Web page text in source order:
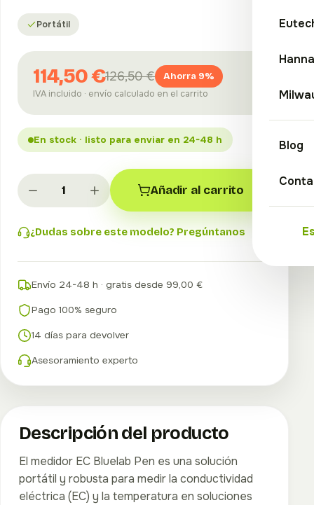
Hanna
Blog
Portátil
114,50 €126,50 € Ahorra 9%
IVA incluido · envío calculado en el carrito
En stock · listo para enviar en 24-48 h
Añadir al carrito
¿Dudas sobre este modelo? Pregúntanos
Envío 24-48 h · gratis desde 99,00 €
Pago 100% seguro
14 días para devolver
Asesoramiento experto
Descripción del producto
El medidor EC Bluelab Pen es una solución
portátil y robusta para medir la conductividad
eléctrica (EC) y la temperatura en soluciones